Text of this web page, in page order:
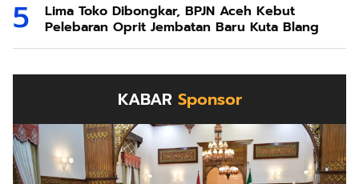
Lima Toko Dibongkar, BPJN Aceh Kebut
Pelebaran Oprit Jembatan Baru Kuta Blang
KABAR Sponsor